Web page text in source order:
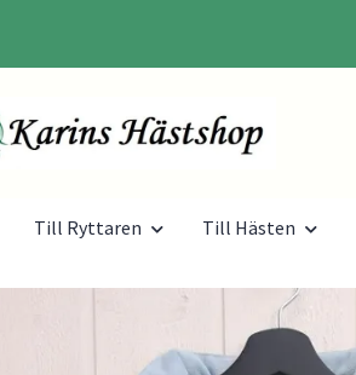
Till Ryttaren Till Hästen